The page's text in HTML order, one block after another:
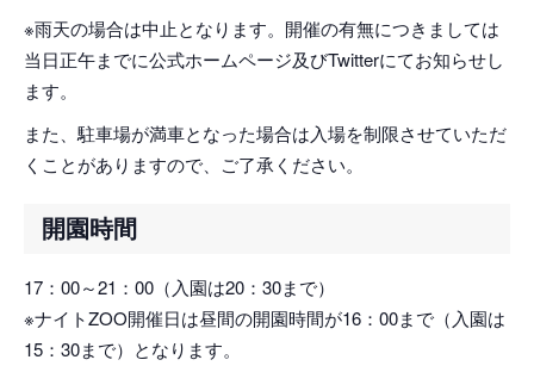
※雨天の場合は中止となります。開催の有無につきましては
当日正午までに公式ホームページ及びTwitterにてお知らせし
ます。
また、駐車場が満車となった場合は入場を制限させていただ
くことがありますので、ご了承ください。
開園時間
17：00～21：00（入園は20：30まで）
※ナイトZOO開催日は昼間の開園時間が16：00まで（入園は
15：30まで）となります。